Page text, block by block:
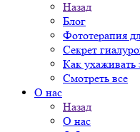
Назад
Блог
Фототерапия
Секрет
Как ухаживать
Смотреть все
О нас
Назад
О нас